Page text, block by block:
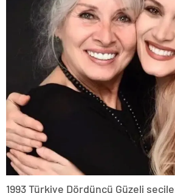
1993 Türkiye Dördüncü Güzeli